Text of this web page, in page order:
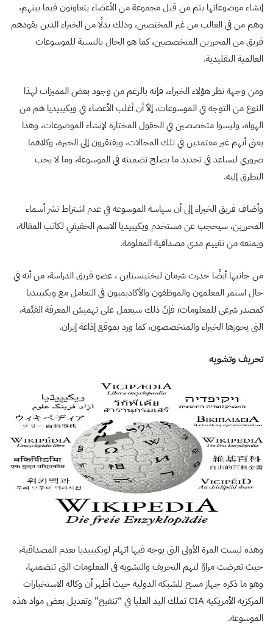
إنشاء موضوعاتها يتم من قبل مجموعة من الأعضاء يتعاونون فيما بينهم،
وهم من في الغالب من غير المختصين، وذلك بدلًا من الخبراء الذين يقودهم
فريق من المحررين المتخصصين، كما هو الحال بالنسبة للموسوعات
العالمية التقليدية.
ومن وجهة نظر هؤلاء الخبراء، فإنه بالرغم من وجود بعض المميزات لهذا
النوع من التوجه في الموسوعات، إلاّ أن أغلب الأعضاء في ويكيبيديا هم من
الهواة، وليسوا متخصصين في الحقول المختارة لإنشاء الموضوعات، وهذا
يعنى أنهم غير معتمدين في تلك المجالات، ويفتقرون إلى الخبرة، وكلاهما
ضروري ليساعد في تحديد ما يصلح تضمينه في الموسوعة، وما لا يجب
التطرق إليه.
وأضاف فريق الخبراء إلى أن سياسة الموسوعة في عدم اشتراط نشر أسماء
المحررين، سيحجب عن مستخدم ويكيبيديا الاسم الحقيقي لكاتب المقالة،
ويمنعه من تقييم مدى مصداقية المعلومة.
من جانبها أيضًا حذرت شرمان ليختينستاين ، عضو فريق الدراسة، من أنه في
حال استمر المعلمون والموظفون والأكاديميون في التعامل مع ويكيبيديا
كمصدر شرعي للمعلومات؛ فإنّ ذلك سيعمل على تهميش المعرفة القيِّمة،
التي يحوزها الخبراء والمتخصصون، كما ورد بموقع إذاعة إيران.
تحريف وتشويه
وهذه ليست المرة الأولى التي يوجه فيها اتهام لويكيبيديا بعدم المصداقية،
حيث تعرضت مرارًا لتهم التحريف والتشويه فى المعلومات التي تتضمنها،
وهو ما ذكره جهاز مسح للشبكة الدولية حيث أظهر أن وكالة الاستخبارات
المركزية الأمريكية CIA تملك اليد العليا في “تنقيح” وتعديل بعض مواد هذه
الموسوعة.